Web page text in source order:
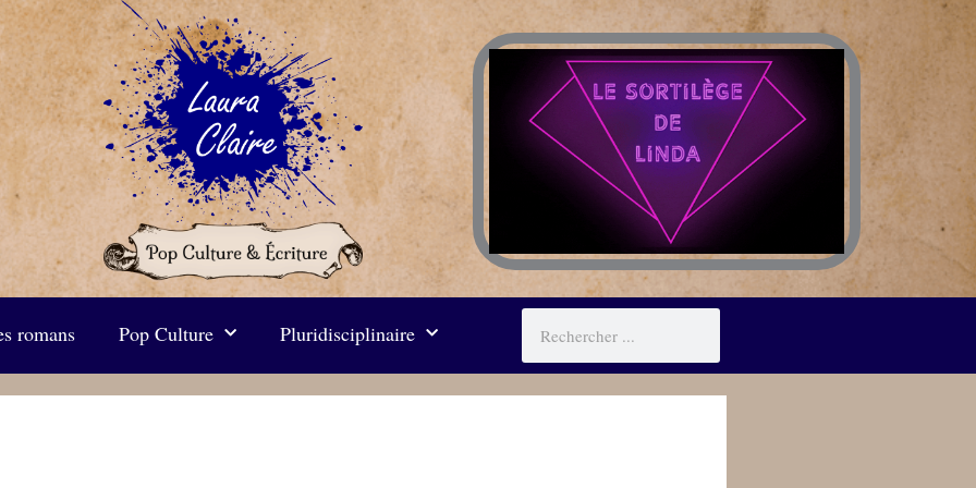
romans Pop Culture Pluridisciplinaire Rechercher